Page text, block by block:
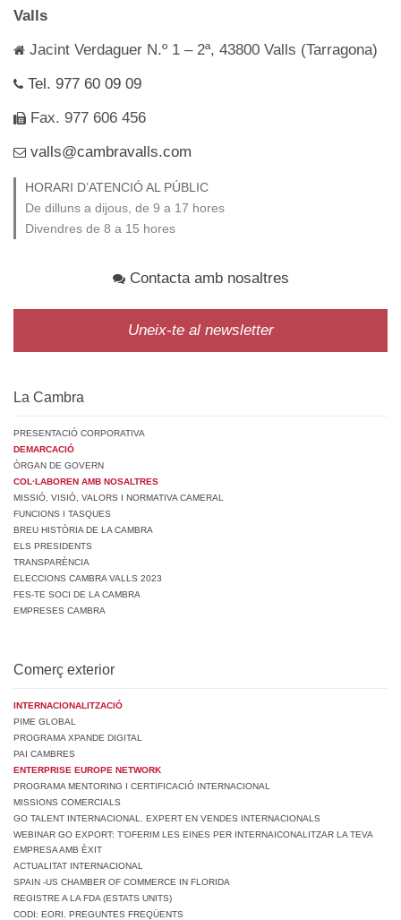
Valls
Jacint Verdaguer N.º 1 – 2ª, 43800 Valls (Tarragona)
Tel. 977 60 09 09
Fax. 977 606 456
valls@cambravalls.com
HORARI D’ATENCIÓ AL PÚBLIC
De dilluns a dijous, de 9 a 17 hores
Divendres de 8 a 15 hores
Contacta amb nosaltres
Uneix-te al newsletter
La Cambra
PRESENTACIÓ CORPORATIVA
DEMARCACIÓ
ÒRGAN DE GOVERN
COL·LABOREN AMB NOSALTRES
MISSIÓ, VISIÓ, VALORS I NORMATIVA CAMERAL
FUNCIONS I TASQUES
BREU HISTÒRIA DE LA CAMBRA
ELS PRESIDENTS
TRANSPARÈNCIA
ELECCIONS CAMBRA VALLS 2023
FES-TE SOCI DE LA CAMBRA
EMPRESES CAMBRA
Comerç exterior
INTERNACIONALITZACIÓ
PIME GLOBAL
PROGRAMA XPANDE DIGITAL
PAI CAMBRES
ENTERPRISE EUROPE NETWORK
PROGRAMA MENTORING I CERTIFICACIÓ INTERNACIONAL
MISSIONS COMERCIALS
GO TALENT INTERNACIONAL. EXPERT EN VENDES INTERNACIONALS
WEBINAR GO EXPORT: T’OFERIM LES EINES PER INTERNAICONALITZAR LA TEVA
EMPRESA AMB ÈXIT
ACTUALITAT INTERNACIONAL
SPAIN -US CHAMBER OF COMMERCE IN FLORIDA
REGISTRE A LA FDA (ESTATS UNITS)
CODI: EORI. PREGUNTES FREQÜENTS